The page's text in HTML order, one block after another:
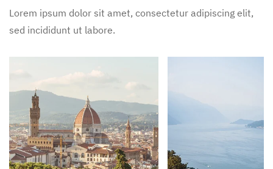
Lorem ipsum dolor sit amet, consectetur adipiscing elit,
sed incididunt ut labore.